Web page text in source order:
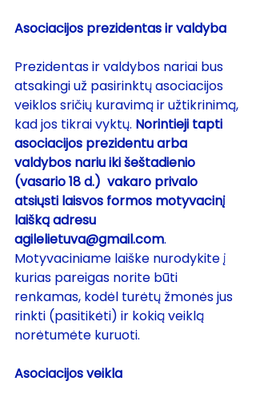
Asociacijos prezidentas ir valdyba
Prezidentas ir valdybos nariai bus
atsakingi už pasirinktų asociacijos
veiklos sričių kuravimą ir užtikrinimą,
kad jos tikrai vyktų. Norintieji tapti
asociacijos prezidentu arba
valdybos nariu iki šeštadienio
(vasario 18 d.) vakaro privalo
atsiųsti laisvos formos motyvacinį
laišką adresu
agilelietuva@gmail.com.
Motyvaciniame laiške nurodykite į
kurias pareigas norite būti
renkamas, kodėl turėtų žmonės jus
rinkti (pasitikėti) ir kokią veiklą
norėtumėte kuruoti.
Asociacijos veikla